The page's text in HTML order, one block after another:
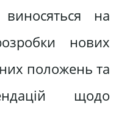
на
нових
положень та
щодо